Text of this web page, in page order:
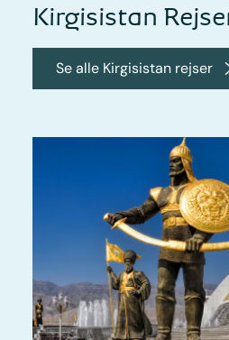
Kirgisistan
Se alle Kirgisistan rejser